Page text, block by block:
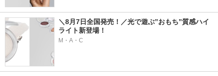
＼8月7日全国発売！／光で遊ぶ”おもち”質感ハイ
ライト新登場！
M・A・C